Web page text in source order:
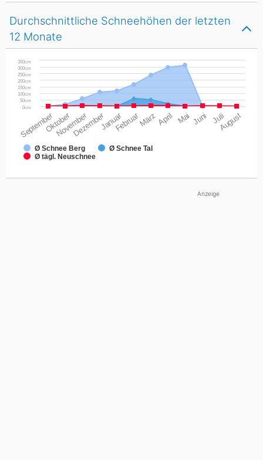
Durchschnittliche Schneehöhen der letzten
12 Monate
Ø Schnee Berg
Ø Schnee Tal
Ø tägl. Neuschnee
0cm
50cm
100cm
150cm
200cm
250cm
300cm
350cm
SeptemberOktober
NovemberDezemberJanuarFebruarMärz April Mai Juni JuliAugust
Anzeige